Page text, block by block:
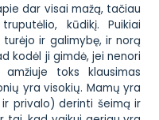
dar visai mažą, tačiau
kūdikį. Puikiai
ir galimybę, ir norą
kodėl ji gimdė, jei nenori
toks klausimas
yra visokių. Mamų yra
privalo) derinti šeimą ir